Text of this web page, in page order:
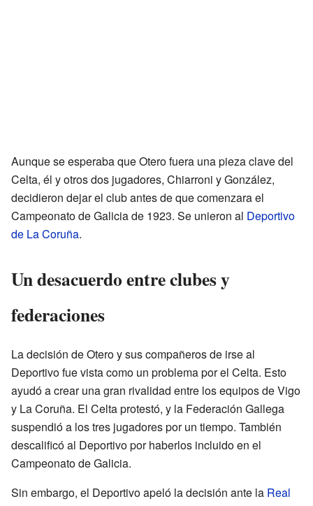
Aunque se esperaba que Otero fuera una pieza clave del
Celta, él y otros dos jugadores, Chiarroni y González,
decidieron dejar el club antes de que comenzara el
Campeonato de Galicia de 1923. Se unieron al Deportivo
de La Coruña.
Un desacuerdo entre clubes y
federaciones
La decisión de Otero y sus compañeros de irse al
Deportivo fue vista como un problema por el Celta. Esto
ayudó a crear una gran rivalidad entre los equipos de Vigo
y La Coruña. El Celta protestó, y la Federación Gallega
suspendió a los tres jugadores por un tiempo. También
descalificó al Deportivo por haberlos incluido en el
Campeonato de Galicia.
Sin embargo, el Deportivo apeló la decisión ante la Real